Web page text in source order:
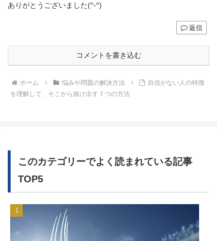
ありがとうございました(^-^)
返信
コメントを書き込む
ホーム 悩みや問題の解決方法
自信がない人の特徴
を理解して、そこから抜け出す７つの方法
このカテゴリーでよく読まれている記事
TOP5